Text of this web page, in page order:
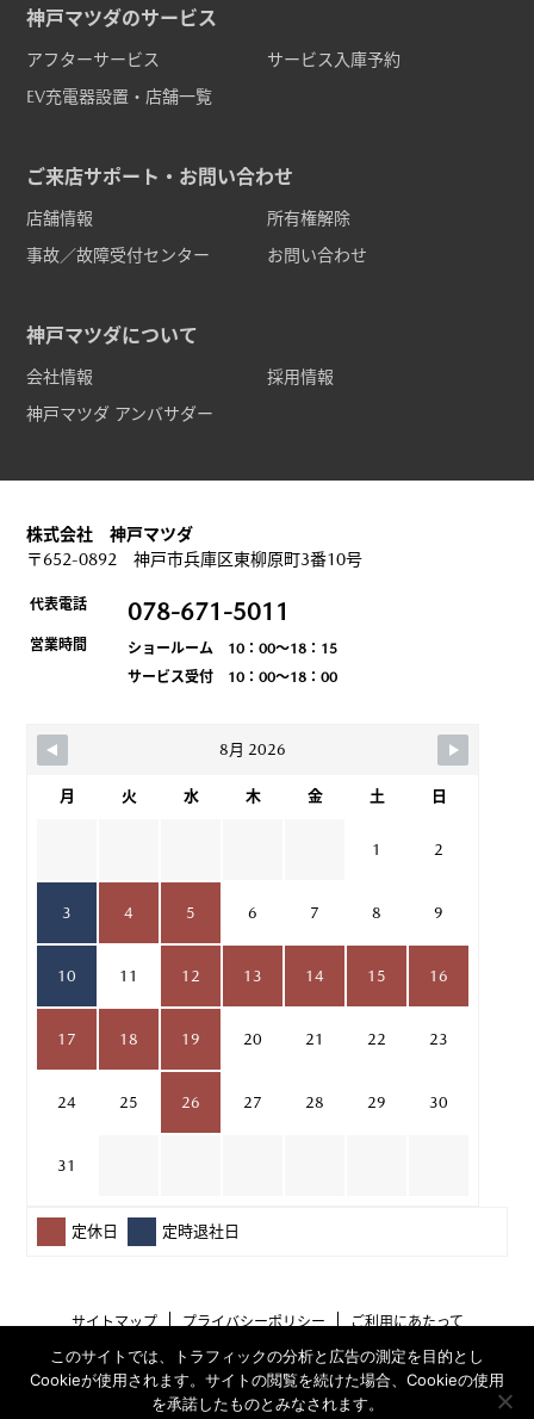
神戸マツダのサービス
アフターサービス
サービス入庫予約
EV充電器設置・店舗一覧
ご来店サポート・お問い合わせ
店舗情報
所有権解除
事故／故障受付センター
お問い合わせ
神戸マツダについて
会社情報
採用情報
神戸マツダ アンバサダー
株式会社 神戸マツダ
〒652-0892 神戸市兵庫区東柳原町3番10号
代表電話 078-671-5011
営業時間
ショールーム 10：00～18：15
サービス受付 10：00～18：00
8月 2026
月 火 水 木 金 土 日
1 2
3 4 5 6 7 8 9
10 11 12 13 14 15 16
17 18 19 20 21 22 23
24 25 26 27 28 29 30
31
定休日 定時退社日
サイトマップ プライバシーポリシー ご利用にあたって
このサイトでは、トラフィックの分析と広告の測定を目的とし
Cookieが使用されます。サイトの閲覧を続けた場合、Cookieの使用
を承諾したものとみなされます。